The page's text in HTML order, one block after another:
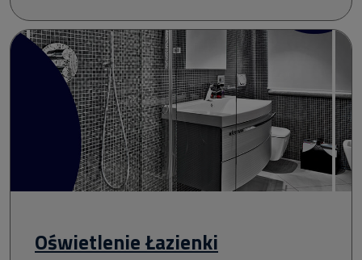
Oświetlenie Łazienki